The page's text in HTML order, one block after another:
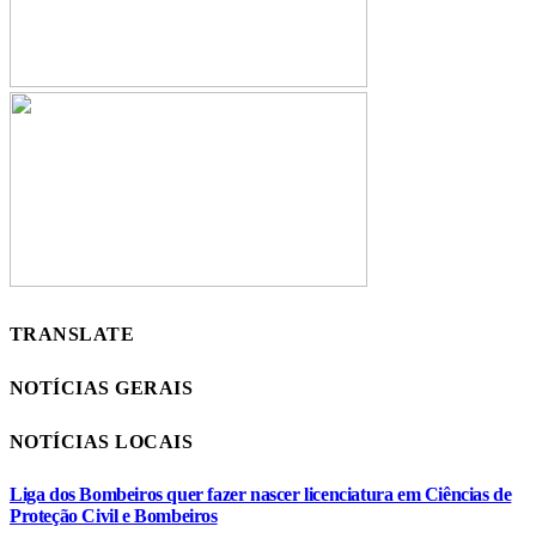
TRANSLATE
NOTÍCIAS GERAIS
NOTÍCIAS LOCAIS
Liga dos Bombeiros quer fazer nascer licenciatura em Ciências de
Proteção Civil e Bombeiros